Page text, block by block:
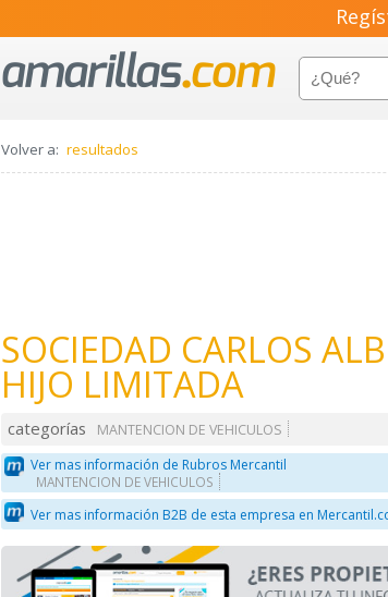
Volver a: resultados
SOCIEDAD CARLOS
HIJO LIMITADA
categorías
MANTENCION DE VEHICULOS
Ver mas información de Rubros Mercantil
MANTENCION DE VEHICULOS
Ver mas información B2B de esta empresa en